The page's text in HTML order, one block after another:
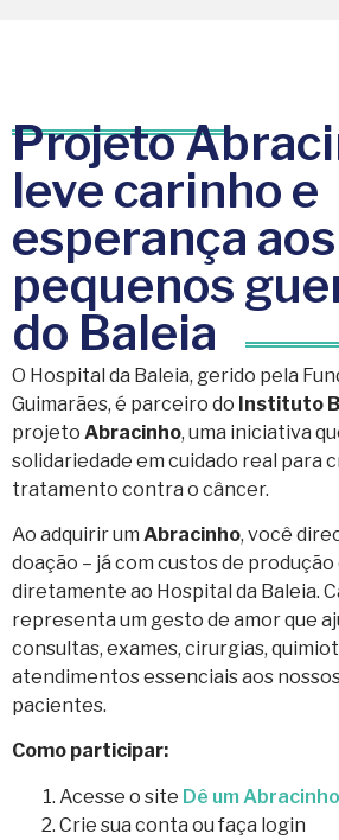
Projeto
leve carinho e
esperança aos
pequenos
do Baleia
O Hospital da Baleia, gerido pela
Guimarães, é parceiro do Instituto
projeto Abracinho, uma iniciativa
solidariedade em cuidado real para
tratamento contra o câncer.
Ao adquirir um Abracinho, você
doação – já com custos de
diretamente ao Hospital da Baleia.
representa um gesto de amor que
consultas, exames, cirurgias,
atendimentos essenciais aos
pacientes.
Como participar:
Acesse o site Dê um Abracinho
Crie sua conta ou faça login